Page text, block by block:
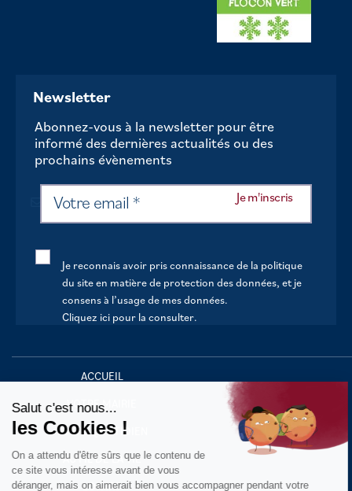
Newsletter
Abonnez-vous à la newsletter pour être
informé des dernières actualités ou des
prochains évènements
Je reconnais avoir pris connaissance de la politique
du site en matière de protection des données, et je
consens à l’usage de mes données.
Cliquez ici pour la consulter.
ACCUEIL
VOTRE MAIRIE
VOTRE QUOTIDIEN
AU FIL DE LA VIE
LOISIRS
Salut c'est nous...
les Cookies !
On a attendu d'être sûrs que le contenu de
ce site vous intéresse avant de vous
déranger, mais on aimerait bien vous accompagner pendant votre